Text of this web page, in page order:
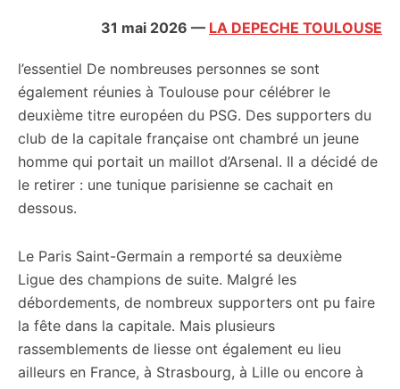
31 mai 2026 — LA DEPECHE TOULOUSE
l’essentiel De nombreuses personnes se sont
également réunies à Toulouse pour célébrer le
deuxième titre européen du PSG. Des supporters du
club de la capitale française ont chambré un jeune
homme qui portait un maillot d’Arsenal. Il a décidé de
le retirer : une tunique parisienne se cachait en
dessous.
Le Paris Saint-Germain a remporté sa deuxième
Ligue des champions de suite. Malgré les
débordements, de nombreux supporters ont pu faire
la fête dans la capitale. Mais plusieurs
rassemblements de liesse ont également eu lieu
ailleurs en France, à Strasbourg, à Lille ou encore à